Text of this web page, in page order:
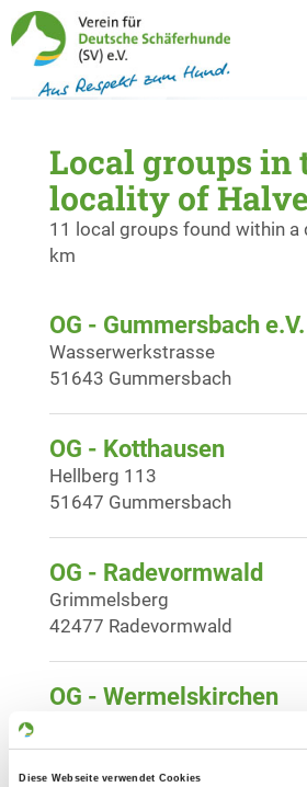
Diese Webseite verwendet Cookies
Local groups in
locality of
11 local groups found within a
km
OG - Gummersbach e.V.
Wasserwerkstrasse
51643 Gummersbach
OG - Kotthausen
Hellberg 113
51647 Gummersbach
OG - Radevormwald
Grimmelsberg
42477 Radevormwald
OG - Wermelskirchen
42929 Wermelskirchen